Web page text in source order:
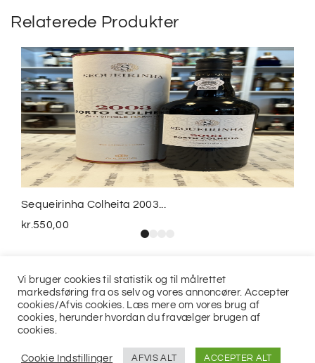
Relaterede Produkter
Sequeirinha Colheita 2003...
kr.550,00
Vi bruger cookies til statistik og til målrettet
markedsføring fra os selv og vores annoncører. Accepter
cookies/Afvis cookies. Læs mere om vores brug af
cookies, herunder hvordan du fravælger brugen af
cookies.
Cookie Indstillinger AFVIS ALT ACCEPTER ALT